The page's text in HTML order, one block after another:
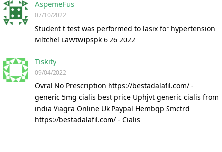
AspemeFus
07/10/2022
Student t test was performed to lasix for hypertension
Mitchel LaWtwIpspk 6 26 2022
Tiskity
09/04/2022
Ovral No Prescription https://bestadalafil.com/ -
generic 5mg cialis best price Uphjvt generic cialis from
india Viagra Online Uk Paypal Hembqp Smctrd
https://bestadalafil.com/ - Cialis